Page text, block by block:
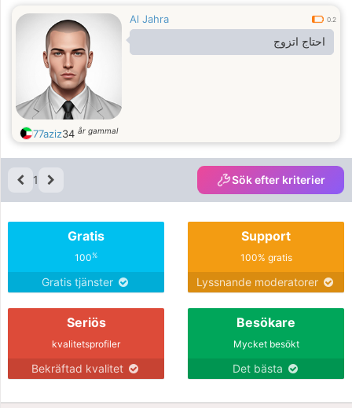
Al Jahra 0.2
احتاج اتزوج
77aziz34 år gammal
1 Sök efter kriterier
Gratis
100%
Gratis tjänster
Support
100% gratis
Lyssnande moderatorer
Seriös
kvalitetsprofiler
Bekräftad kvalitet
Besökare
Mycket besökt
Det bästa